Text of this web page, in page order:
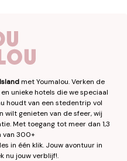
met Youmalou. Verken de
unieke hotels die we speciaal
houdt van een stedentrip vol
wilt genieten van de sfeer, wij
Met toegang tot meer dan 1,3
van 300+
in één klik. Jouw avontuur in
nu jouw verblijf!.